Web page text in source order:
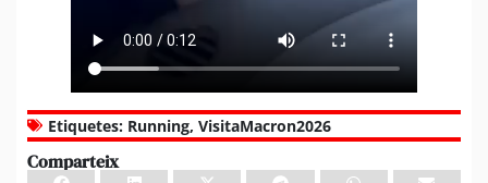
Etiquetes: Running, VisitaMacron2026
Comparteix